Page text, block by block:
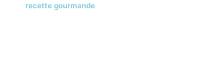
recette gourmande